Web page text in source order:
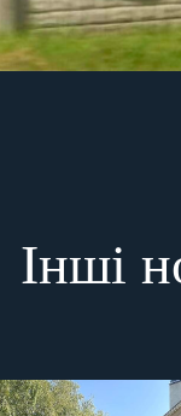
Інші